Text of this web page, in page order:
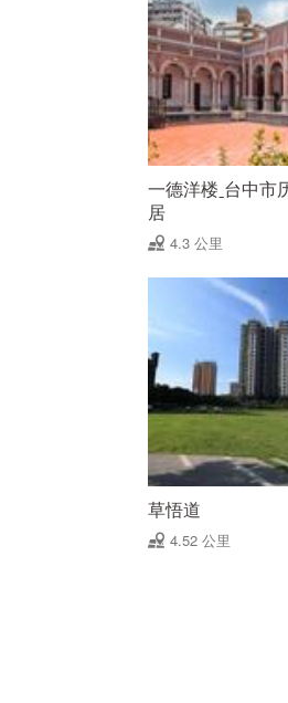
一德洋楼ˍ台中市
居
4.3 公里
草悟道
4.52 公里